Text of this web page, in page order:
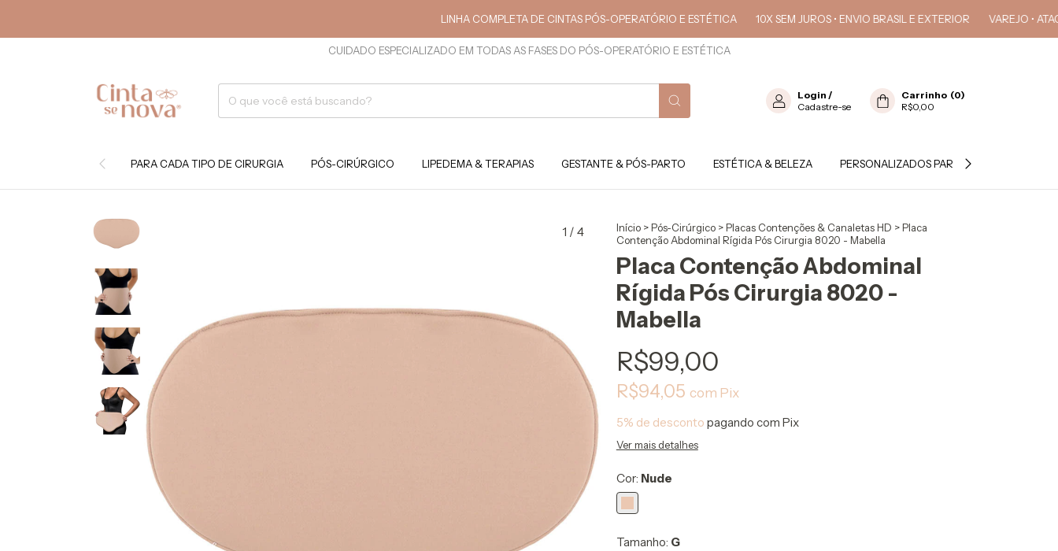
LINHA COMPLETA DE CINTAS PÓS-OPERATÓRIO E ESTÉTICA 10X SEM JUROS • ENVIO BRASIL E EXTERIOR VAREJO • ATACADO
CUIDADO ESPECIALIZADO EM TODAS AS FASES DO PÓS-OPERATÓRIO E ESTÉTICA
Login /
Cadastre-se
Carrinho (0)
R$0,00
PARA CADA TIPO DE CIRURGIA PÓS-CIRÚRGICO LIPEDEMA & TERAPIAS GESTANTE & PÓS-PARTO ESTÉTICA & BELEZA PERSONALIZADOS PARA PROFISSIONAL
1 / 4 Início > Pós-Cirúrgico > Placas Contenções & Canaletas HD > Placa
Contenção Abdominal Rígida Pós Cirurgia 8020 - Mabella
Placa Contenção Abdominal
Rígida Pós Cirurgia 8020 -
Mabella
R$99,00
R$94,05 com Pix
5% de desconto pagando com Pix
Ver mais detalhes
Cor: Nude
Tamanho: G